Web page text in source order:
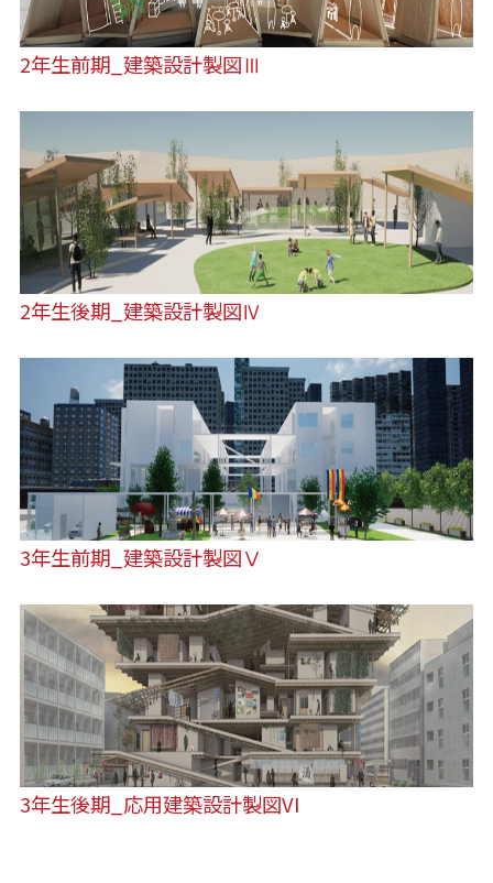
2年生前期_建築設計製図Ⅲ
2年生後期_建築設計製図Ⅳ
3年生前期_建築設計製図Ⅴ
3年生後期_応用建築設計製図VI